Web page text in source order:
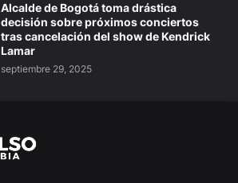
Alcalde de Bogotá toma drástica
decisión sobre próximos conciertos
tras cancelación del show de Kendrick
Lamar
septiembre 29, 2025